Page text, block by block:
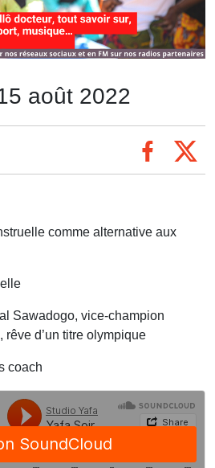
août 2022
comme alternative aux
Sawadogo, vice-champion
rêve d’un titre olympique
coach